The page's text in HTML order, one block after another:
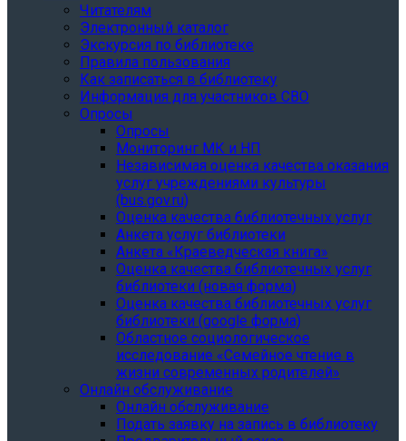
Читателям
Электронный каталог
Экскурсия по библиотеке
Правила пользования
Как записаться в библиотеку
Информация для участников СВО
Опросы
Опросы
Мониторинг МК и НП
Независимая оценка качества оказания
услуг учреждениями культуры
(bus.gov.ru)
Оценка качества библиотечных услуг
Анкета услуг библиотеки
Анкета «Краеведческая книга»
Oценка качества библиотечных услуг
библиотеки (новая форма)
Oценка качества библиотечных услуг
библиотеки (google форма)
Областное социологическое
исследование «Семейное чтение в
жизни современных родителей»
Онлайн обслуживание
Онлайн обслуживание
Подать заявку на запись в библиотеку